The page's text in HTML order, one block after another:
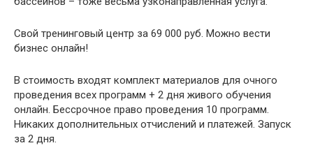
Свой тренинговый центр за 69 000 руб. Можно вести
бизнес онлайн!
В стоимость входят комплект материалов для очного
проведения всех программ + 2 дня живого обучения
онлайн. Бессрочное право проведения 10 программ.
Никаких дополнительных отчислений и платежей. Запуск
за 2 дня.